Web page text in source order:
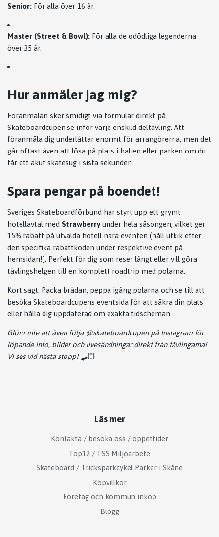
Senior: För alla över 16 år.
Master (Street & Bowl): För alla de odödliga legenderna
över 35 år.
Hur anmäler jag mig?
Föranmälan sker smidigt via formulär direkt på
Skateboardcupen.se inför varje enskild deltävling. Att
föranmäla dig underlättar enormt för arrangörerna, men det
går oftast även att lösa på plats i hallen eller parken om du
får ett akut skatesug i sista sekunden.
Spara pengar på boendet!
Sveriges Skateboardförbund har styrt upp ett grymt
hotellavtal med Strawberry under hela säsongen, vilket ger
15% rabatt på utvalda hotell nära eventen (håll utkik efter
den specifika rabattkoden under respektive event på
hemsidan!). Perfekt för dig som reser långt eller vill göra
tävlingshelgen till en komplett roadtrip med polarna.
Kort sagt: Packa brädan, peppa igång polarna och se till att
besöka Skateboardcupens eventsida för att säkra din plats
eller hålla dig uppdaterad om exakta tidscheman.
Glöm inte att även följa @skateboardcupen på Instagram för
löpande info, bilder och livesändningar direkt från tävlingarna!
Vi ses vid nästa stopp!🛹💥
Läs mer
Kontakta / besöka oss / öppettider
Top12 / TSS Miljöarbete
Skateboard / Tricksparkcykel Parker i Skåne
Köpvillkor
Företag och kommun inköp
Blogg